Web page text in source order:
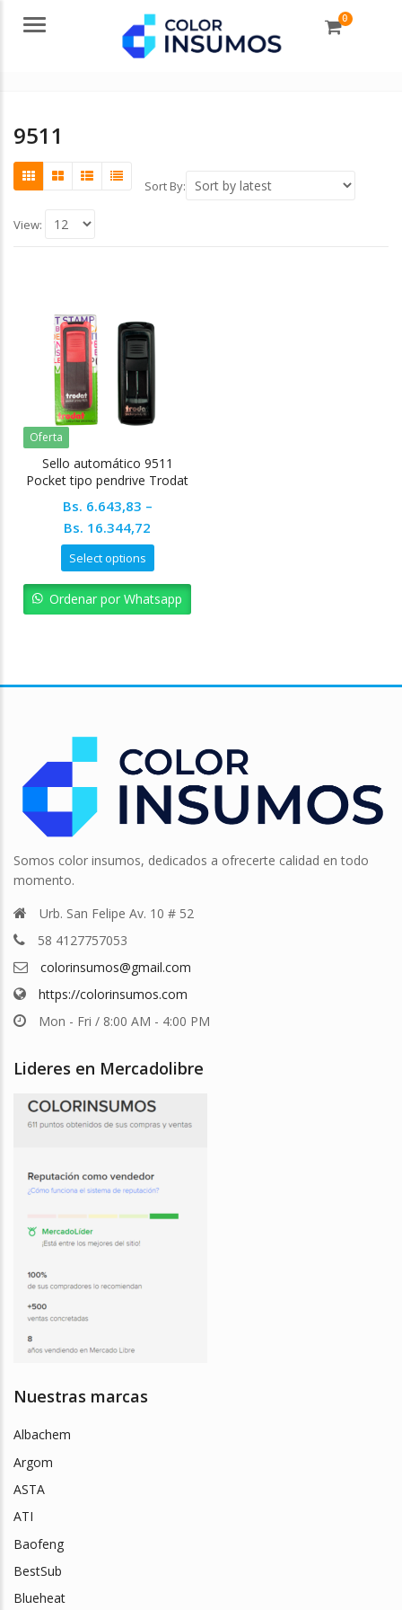
Menu 0
9511
Sort By:
View:
Oferta
Sello automático 9511
Pocket tipo pendrive Trodat
Bs. 6.643,83 –
Bs. 16.344,72
Select options
Ordenar por Whatsapp
Somos color insumos, dedicados a ofrecerte calidad en todo
momento.
Urb. San Felipe Av. 10 # 52
58 4127757053
colorinsumos@gmail.com
https://colorinsumos.com
Mon - Fri / 8:00 AM - 4:00 PM
Lideres en Mercadolibre
Nuestras marcas
Albachem
Argom
ASTA
ATI
Baofeng
BestSub
Blueheat